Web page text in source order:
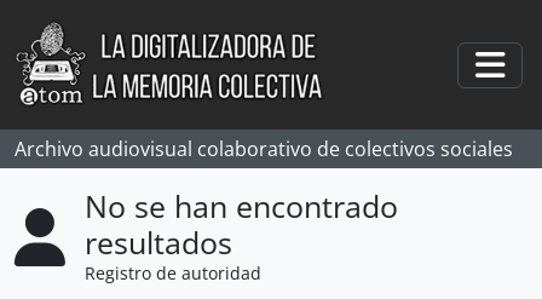
Skip to main content
Archivo audiovisual colaborativo de colectivos sociales
No se han encontrado
resultados
Registro de autoridad